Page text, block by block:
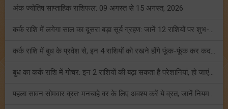
अंक ज्योतिष साप्ताहिक राशिफल: 09 अगस्त से 15 अगस्त, 2026
कर्क राशि में लगेगा साल का दूसरा बड़ा सूर्य ग्रहण: जानें 12 राशियों पर शुभ-अशुभ प्रभाव!
कर्क राशि में बुध के प्रवेश से, इन 4 राशियों को रखने होंगे फूंक-फूंक कर कदम!
बुध का कर्क राशि में गोचर: इन 2 राशियों की बढ़ा सकता है परेशानियां, हो जाएं सावधान!
पहला सावन सोमवार व्रत: मनचाहे वर के लिए अवश्य करें ये व्रत, जानें नियम एवं पूजा विधि!